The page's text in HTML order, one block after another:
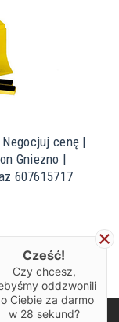
cenę |
Gniezno |
607615717
Cześć!
Czy chcesz,
oddzwonili
Ciebie za darmo
w 28 sekund?